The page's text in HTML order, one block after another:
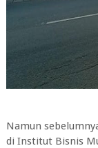
Namun
di Institut Bisnis